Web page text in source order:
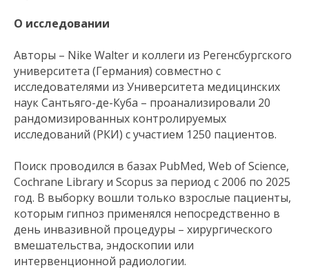
О исследовании
Авторы – Nike Walter и коллеги из Регенсбургского
университета (Германия) совместно с
исследователями из Университета медицинских
наук Сантьяго-де-Куба – проанализировали 20
рандомизированных контролируемых
исследований (РКИ) с участием 1250 пациентов.
Поиск проводился в базах PubMed, Web of Science,
Cochrane Library и Scopus за период с 2006 по 2025
год. В выборку вошли только взрослые пациенты,
которым гипноз применялся непосредственно в
день инвазивной процедуры – хирургического
вмешательства, эндоскопии или
интервенционной радиологии.